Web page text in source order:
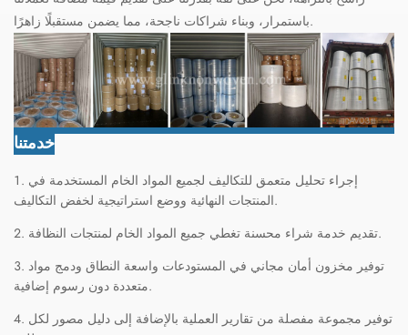
باستمرار، وبناء شراكات ناجحة، مما يضمن مستقبلًا زاهرًا.
خدمتنا
إجراء تحليل متعمق للتكاليف لجميع المواد الخام المستخدمة في
المنتجات النهائية ووضع استراتيجية لخفض التكاليف.
تقديم خدمة شراء محسنة تغطي جميع المواد الخام لمنتجات النظافة.
توفير مخزون أمان مجاني في المستودعات واسعة النطاق ودمج مواد
متعددة دون رسوم إضافية.
توفير مجموعة مفصلة من تقارير العملية بالإضافة إلى دليل مصور لكل